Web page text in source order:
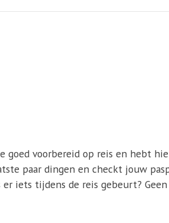
goed voorbereid op reis en hebt
paar dingen en checkt jouw
iets tijdens de reis gebeurt?